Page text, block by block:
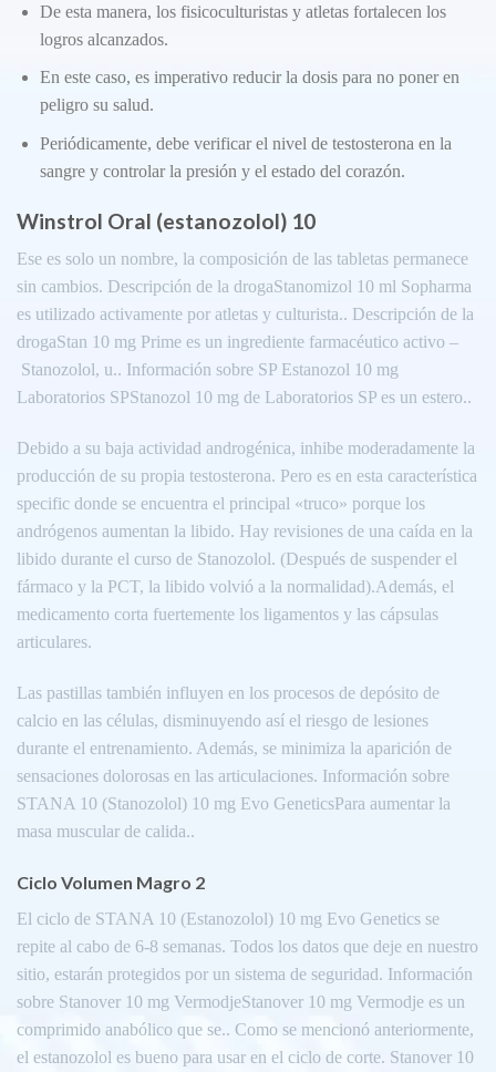
De esta manera, los fisicoculturistas y atletas fortalecen los
logros alcanzados.
En este caso, es imperativo reducir la dosis para no poner en
peligro su salud.
Periódicamente, debe verificar el nivel de testosterona en la
sangre y controlar la presión y el estado del corazón.
Winstrol Oral (estanozolol) 10
Ese es solo un nombre, la composición de las tabletas permanece
sin cambios. Descripción de la drogaStanomizol 10 ml Sopharma
es utilizado activamente por atletas y culturista.. Descripción de la
drogaStan 10 mg Prime es un ingrediente farmacéutico activo –
Stanozolol, u.. Información sobre SP Estanozol 10 mg
Laboratorios SPStanozol 10 mg de Laboratorios SP es un estero..
Debido a su baja actividad androgénica, inhibe moderadamente la
producción de su propia testosterona. Pero es en esta característica
specific donde se encuentra el principal «truco» porque los
andrógenos aumentan la libido. Hay revisiones de una caída en la
libido durante el curso de Stanozolol. (Después de suspender el
fármaco y la PCT, la libido volvió a la normalidad).Además, el
medicamento corta fuertemente los ligamentos y las cápsulas
articulares.
Las pastillas también influyen en los procesos de depósito de
calcio en las células, disminuyendo así el riesgo de lesiones
durante el entrenamiento. Además, se minimiza la aparición de
sensaciones dolorosas en las articulaciones. Información sobre
STANA 10 (Stanozolol) 10 mg Evo GeneticsPara aumentar la
masa muscular de calida..
Ciclo Volumen Magro 2
El ciclo de STANA 10 (Estanozolol) 10 mg Evo Genetics se
repite al cabo de 6-8 semanas. Todos los datos que deje en nuestro
sitio, estarán protegidos por un sistema de seguridad. Información
sobre Stanover 10 mg VermodjeStanover 10 mg Vermodje es un
comprimido anabólico que se.. Como se mencionó anteriormente,
el estanozolol es bueno para usar en el ciclo de corte. Stanover 10